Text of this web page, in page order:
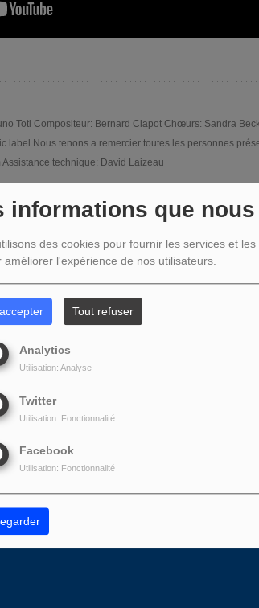
informations que
des cookies pour fournir les services et
améliorer l'expérience de nos utilisateurs.
Tout refuser
Analytics
Utilisation: Analyse
Twitter
Utilisation: Fonctionnalité
Facebook
Utilisation: Fonctionnalité
Toti Compositeur: Bernard Clapot Chœurs: Sandra
label Nous tenons a remercier toutes les personnes
technique: David Laizeau
devez être connecté pour commenter
SE CONNECTER